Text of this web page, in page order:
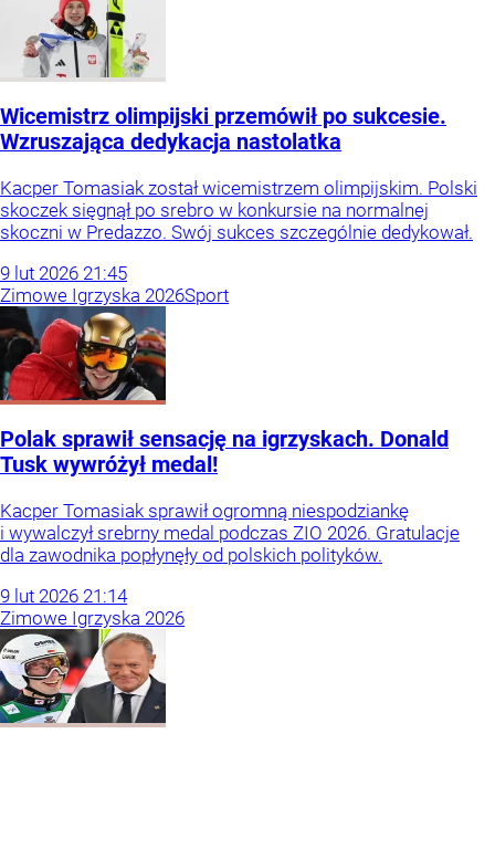
Wicemistrz olimpijski przemówił po sukcesie.
Wzruszająca dedykacja nastolatka
Kacper Tomasiak został wicemistrzem olimpijskim. Polski
skoczek sięgnął po srebro w konkursie na normalnej
skoczni w Predazzo. Swój sukces szczególnie dedykował.
9 lut 2026 21:45
Zimowe Igrzyska 2026Sport
Polak sprawił sensację na igrzyskach. Donald
Tusk wywróżył medal!
Kacper Tomasiak sprawił ogromną niespodziankę
i wywalczył srebrny medal podczas ZIO 2026. Gratulacje
dla zawodnika popłynęły od polskich polityków.
9 lut 2026 21:14
Zimowe Igrzyska 2026